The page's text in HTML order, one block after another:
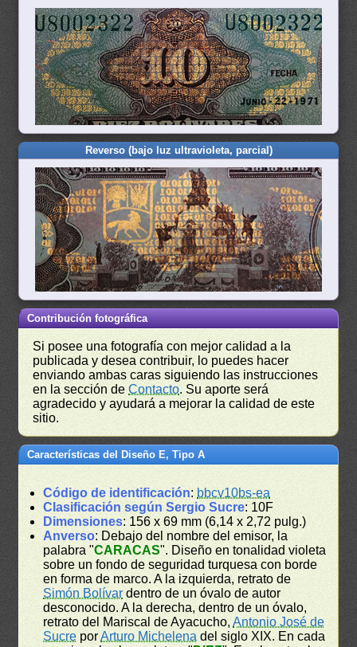
Reverso (bajo luz ultravioleta, parcial)
Contribución fotográfica
Si posee una fotografía con mejor calidad a la
publicada y desea contribuir, lo puedes hacer
enviando ambas caras siguiendo las instrucciones
en la sección deContacto. Su aporte será
agradecido y ayudará a mejorar la calidad de este
sitio.
Características del Diseño E, Tipo A
Código de identificación: bbcv10bs-ea
Clasificación según Sergio Sucre: 10F
Dimensiones: 156 x 69 mm (6,14 x 2,72 pulg.)
Anverso: Debajo del nombre del emisor, la
palabra "CARACAS". Diseño en tonalidad violeta
sobre un fondo de seguridad turquesa con borde
en forma de marco. A la izquierda, retrato de
Simón Bolívar dentro de un óvalo de autor
desconocido. A la derecha, dentro de un óvalo,
retrato del Mariscal de Ayacucho,Antonio José de
Sucre porArturo Michelena del siglo XIX. En cada